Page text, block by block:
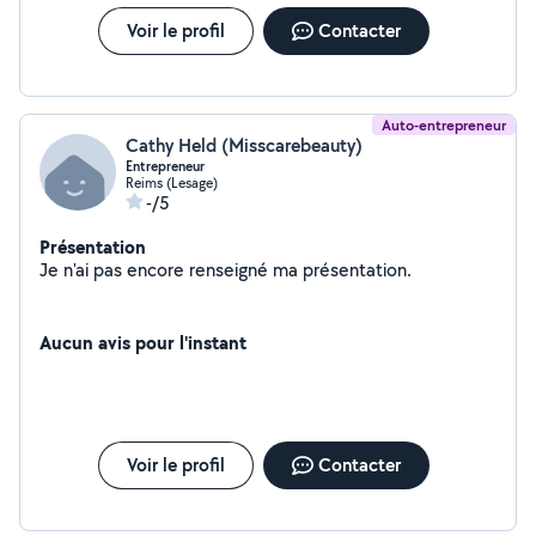
Voir le profil Contacter
Auto-entrepreneur
Cathy Held (Misscarebeauty)
Entrepreneur
Reims (Lesage)
-/5
Présentation
Je n'ai pas encore renseigné ma présentation.
Aucun avis pour l'instant
Voir le profil Contacter